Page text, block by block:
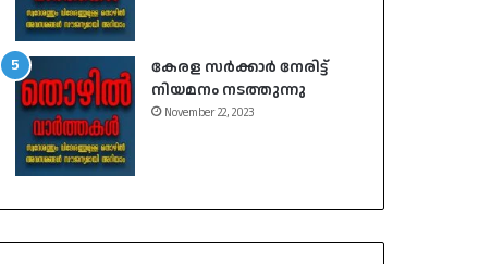
കേരള സർക്കാർ നേരിട്ട്
നിയമനം നടത്തുന്നു
November 22, 2023